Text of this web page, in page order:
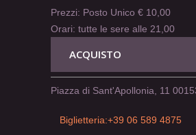
Prezzi: Posto Unico € 10,00
Orari: tutte le sere alle 21,00
ACQUISTO
Piazza di Sant'Apollonia, 11
Biglietteria:+39 06 589 4875